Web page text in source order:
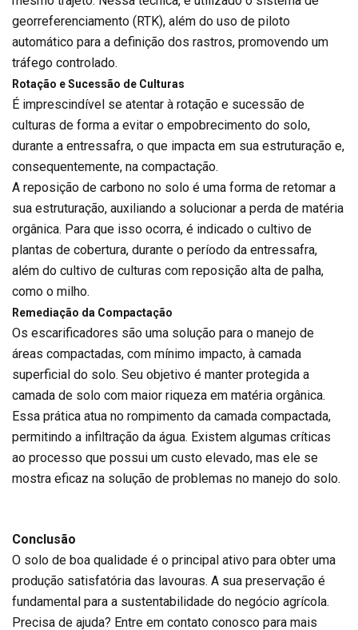
georreferenciamento (RTK), além do uso de piloto
automático para a definição dos rastros, promovendo um
tráfego controlado.
Rotação e Sucessão de Culturas
É imprescindível se atentar à rotação e sucessão de
culturas de forma a evitar o empobrecimento do solo,
durante a entressafra, o que impacta em sua estruturação e,
consequentemente, na compactação.
A reposição de carbono no solo é uma forma de retomar a
sua estruturação, auxiliando a solucionar a perda de matéria
orgânica. Para que isso ocorra, é indicado o cultivo de
plantas de cobertura, durante o período da entressafra,
além do cultivo de culturas com reposição alta de palha,
como o milho.
Remediação da Compactação
Os escarificadores são uma solução para o manejo de
áreas compactadas, com mínimo impacto, à camada
superficial do solo. Seu objetivo é manter protegida a
camada de solo com maior riqueza em matéria orgânica.
Essa prática atua no rompimento da camada compactada,
permitindo a infiltração da água. Existem algumas críticas
ao processo que possui um custo elevado, mas ele se
mostra eficaz na solução de problemas no manejo do solo.
Conclusão
O solo de boa qualidade é o principal ativo para obter uma
produção satisfatória das lavouras. A sua preservação é
fundamental para a sustentabilidade do negócio agrícola.
Precisa de ajuda? Entre em contato conosco para mais